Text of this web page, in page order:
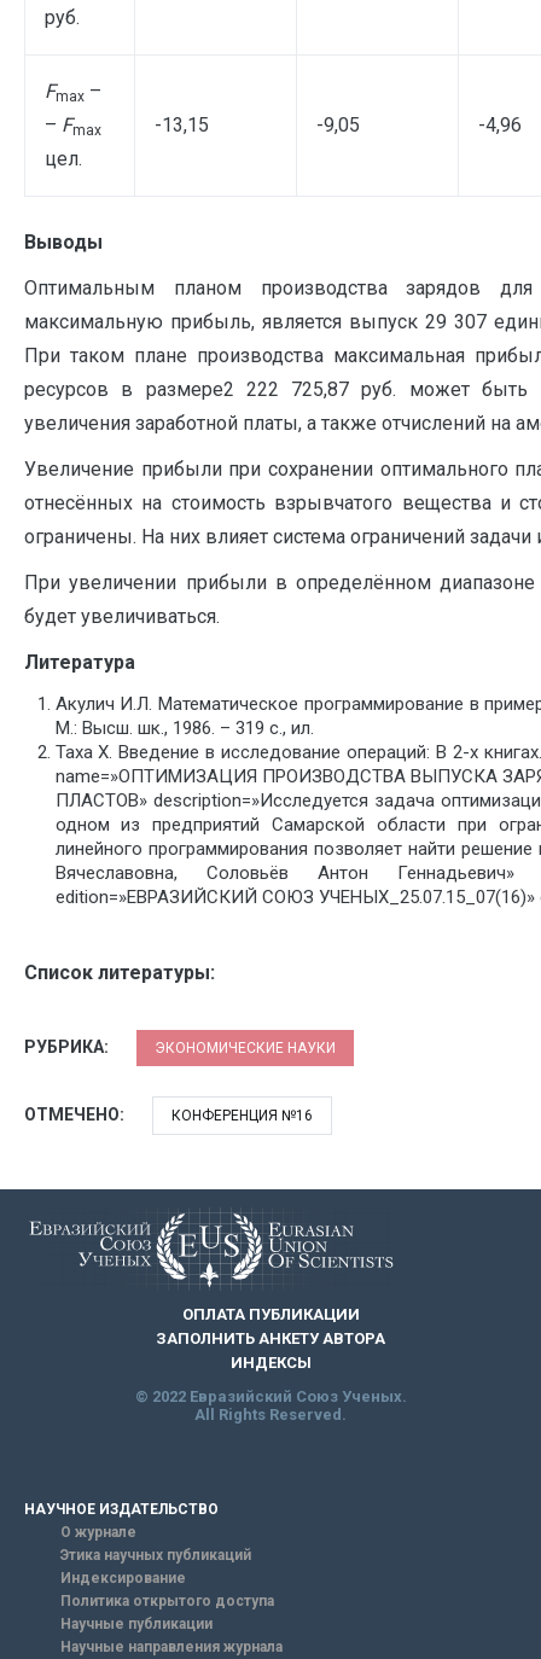
руб.
Fmax –
– Fmax
цел.
-13,15 -9,05 -4,96
Выводы
Оптимальным планом производства зарядов
максимальную прибыль, является выпуск 29 307
При таком плане производства максимальная
ресурсов в размере2 222 725,87 руб. может быть
увеличения заработной платы, а также отчислений на
Увеличение прибыли при сохранении оптимального
отнесённых на стоимость взрывчатого вещества и
ограничены. На них влияет система ограничений
При увеличении прибыли в определённом
будет увеличиваться.
Литература
Акулич И.Л. Математическое программирование в
М.: Высш. шк., 1986. – 319 с., ил.
Таха Х. Введение в исследование операций: В 2-х
name=»ОПТИМИЗАЦИЯ ПРОИЗВОДСТВА ВЫПУСКА
ПЛАСТОВ» description=»Исследуется задача
одном из предприятий Самарской области при
линейного программирования позволяет найти
Вячеславовна, Соловьёв Антон Геннадьевич»
edition=»ЕВРАЗИЙСКИЙ СОЮЗ УЧЕНЫХ_25.07.15_07(16)»
Список литературы:
РУБРИКА: ЭКОНОМИЧЕСКИЕ НАУКИ
ОТМЕЧЕНО: КОНФЕРЕНЦИЯ №16
ОПЛАТА ПУБЛИКАЦИИ
ЗАПОЛНИТЬ АНКЕТУ АВТОРА
ИНДЕКСЫ
© 2022 Евразийский Союз Ученых.
All Rights Reserved.
НАУЧНОЕ ИЗДАТЕЛЬСТВО
О журнале
Этика научных публикаций
Индексирование
Политика открытого доступа
Научные публикации
Научные направления журнала